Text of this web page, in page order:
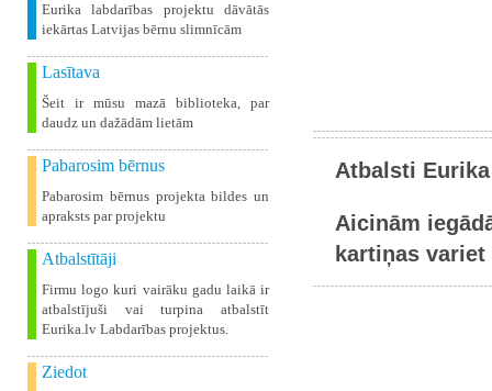
Eurika labdarības projektu dāvātās
iekārtas Latvijas bērnu slimnīcām
Lasītava
Šeit ir mūsu mazā biblioteka, par
daudz un dažādām lietām
Pabarosim bērnus
Pabarosim bērnus projekta bildes un
apraksts par projektu
Atbalstītāji
Firmu logo kuri vairāku gadu laikā ir
atbalstījuši vai turpina atbalstīt
Eurika.lv Labdarības projektus.
Ziedot
Atbalsti
Aicinām
kartiņas variet